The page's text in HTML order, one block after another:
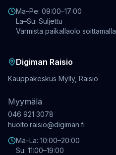
Ma–Pe: 09:00–17:00
La–Su: Suljettu
Varmista paikallaolo soittamalla
Digiman Raisio
Kauppakeskus Mylly, Raisio
Myymälä
046 921 3078
huolto.raisio@digiman.fi
Ma–La: 10:00–20:00
Su: 11:00–19:00